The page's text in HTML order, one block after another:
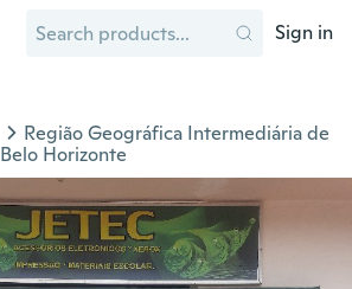
Sign in
Região Geográfica Intermediária de
Belo Horizonte